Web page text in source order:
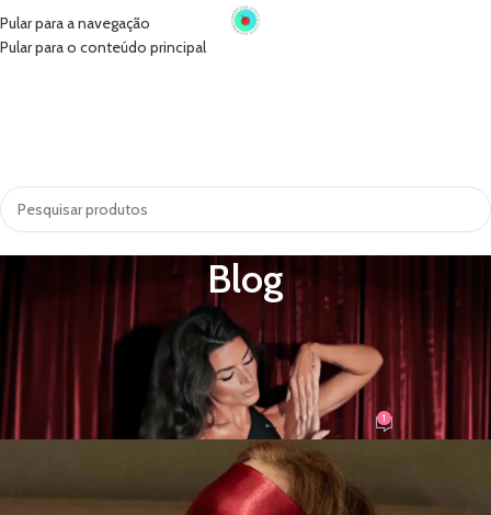
Pular para a navegação
Pular para o conteúdo principal
Blog
MAIS POSTS
Vendas Eróticas: Como Usar para
Criar Expectativa e Sensualidade
rebeccaAtivado 2 de outubro de 2024 1